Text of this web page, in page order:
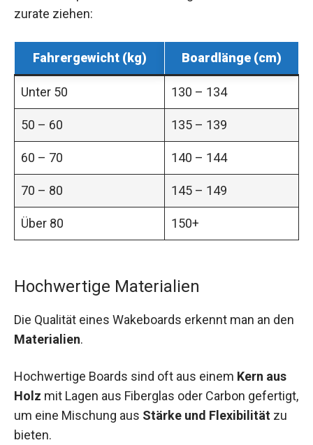
zurate ziehen:
Fahrergewicht (kg) Boardlänge (cm)
Unter 50 130 – 134
50 – 60 135 – 139
60 – 70 140 – 144
70 – 80 145 – 149
Über 80 150+
Hochwertige Materialien
Die Qualität eines Wakeboards erkennt man an den
Materialien.
Hochwertige Boards sind oft aus einem Kern aus
Holz mit Lagen aus Fiberglas oder Carbon gefertigt,
um eine Mischung aus Stärke und Flexibilität zu
bieten.